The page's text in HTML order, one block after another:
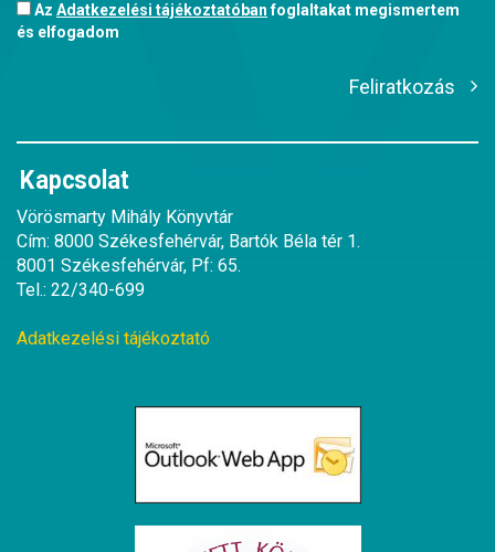
Az Adatkezelési tájékoztatóbanfoglaltakat megismertem
és elfogadom
Feliratkozás
Kapcsolat
Vörösmarty Mihály Könyvtár
Cím: 8000 Székesfehérvár, Bartók Béla tér 1.
8001 Székesfehérvár, Pf: 65.
Tel.: 22/340-699
Adatkezelési tájékoztató